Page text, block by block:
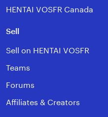
HENTAI VOSFR Canada
Sell
Sell on HENTAI VOSFR
Teams
Forums
Affiliates & Creators